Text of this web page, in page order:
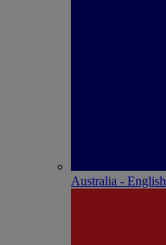
Australia - English